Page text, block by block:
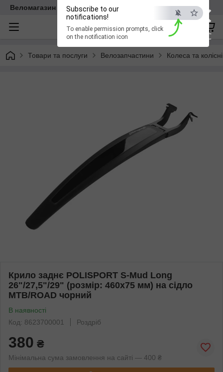
×
ESC
Subscribe to our
notifications!
To enable permission prompts, click
on the notification icon
Веломагазин EasyBike
Товари та послуги Велозапчастини Колеса та
Крило заднє POLISPORT S-Mud Long
26"/27,5"/29" (розмір: 460х75 мм) на сідло
MTB/ROAD чорний
В наявності
Код: 8623700001
Роздріб
380 ₴
Мінімальна сума замовлення на сайті — 400 ₴